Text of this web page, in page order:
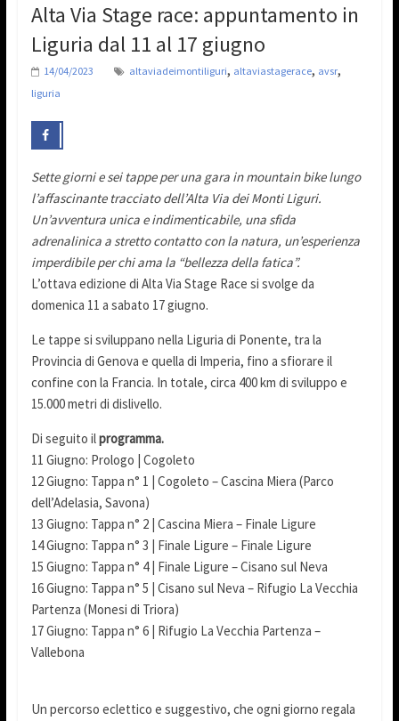
Alta Via Stage race: appuntamento in
Liguria dal 11 al 17 giugno
14/04/2023 altaviadeimontiliguri, altaviastagerace, avsr,
liguria
Sette giorni e sei tappe per una gara in mountain bike lungo
l’affascinante tracciato dell’Alta Via dei Monti Liguri.
Un’avventura unica e indimenticabile, una sfida
adrenalinica a stretto contatto con la natura, un’esperienza
imperdibile per chi ama la “bellezza della fatica”.
L’ottava edizione di Alta Via Stage Race si svolge da
domenica 11 a sabato 17 giugno.
Le tappe si sviluppano nella Liguria di Ponente, tra la
Provincia di Genova e quella di Imperia, fino a sfiorare il
confine con la Francia. In totale, circa 400 km di sviluppo e
15.000 metri di dislivello.
Di seguito ilprogramma.
11 Giugno: Prologo | Cogoleto
12 Giugno: Tappa n° 1 | Cogoleto – Cascina Miera (Parco
dell’Adelasia, Savona)
13 Giugno: Tappa n° 2 | Cascina Miera – Finale Ligure
14 Giugno: Tappa n° 3 | Finale Ligure – Finale Ligure
15 Giugno: Tappa n° 4 | Finale Ligure – Cisano sul Neva
16 Giugno: Tappa n° 5 | Cisano sul Neva – Rifugio La Vecchia
Partenza (Monesi di Triora)
17 Giugno: Tappa n° 6 | Rifugio La Vecchia Partenza –
Vallebona
Un percorso eclettico e suggestivo, che ogni giorno regala